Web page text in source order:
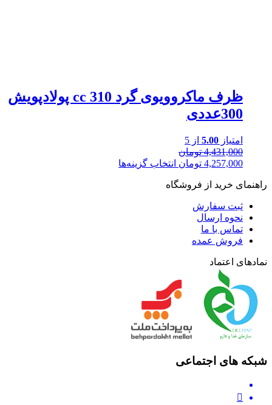
ظرف ماکروویوی گرد 310 cc پولادپویش
300عددی
امتیاز 5.00 از 5
4,431,000 تومان
4,257,000 تومان انتخاب گزینه‌ها
راهنمای خرید از فروشگاه
ثبت سفارش
نحوه ارسال
تماس با ما
فروش عمده
نمادهای اعتماد
شبکه های اجتماعی